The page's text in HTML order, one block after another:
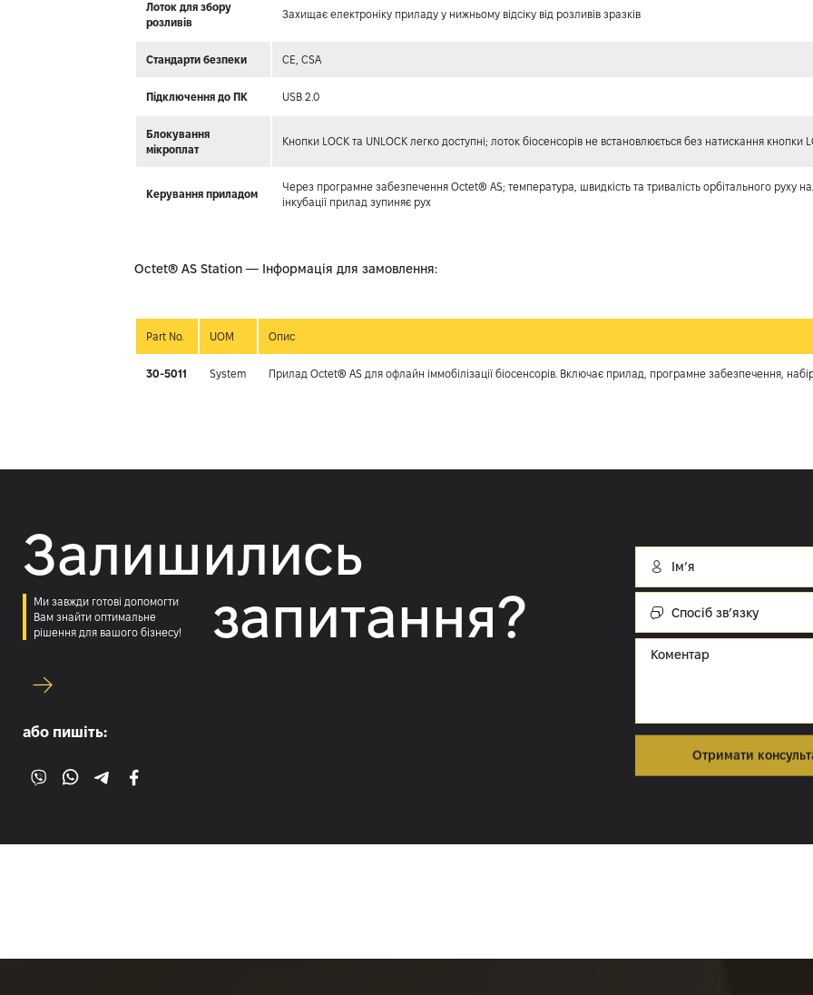
Лоток для збору
розливів
Захищає електроніку приладу у нижньому відсіку від розливів зразків
Стандарти безпеки CE, CSA
Підключення до ПК USB 2.0
Блокування
мікроплат
Кнопки LOCK та UNLOCK легко доступні; лоток біосенсорів не встановлюється без натискання кнопки
Керування приладом
Через програмне забезпечення Octet® AS; температура, швидкість та тривалість орбітального руху
інкубації прилад зупиняє рух
Octet® AS Station — Інформація для замовлення:
Part No. UOM Опис
30-5011 System Прилад Octet® AS для офлайн іммобілізації біосенсорів. Включає прилад, програмне забезпечення, набір
Залишились
запитання?
Ми завжди готові допомогти
Вам знайти оптимальне
рішення для вашого бізнесу!
або пишіть:
зв’язку:Cпосіб зв’язку
Отримати